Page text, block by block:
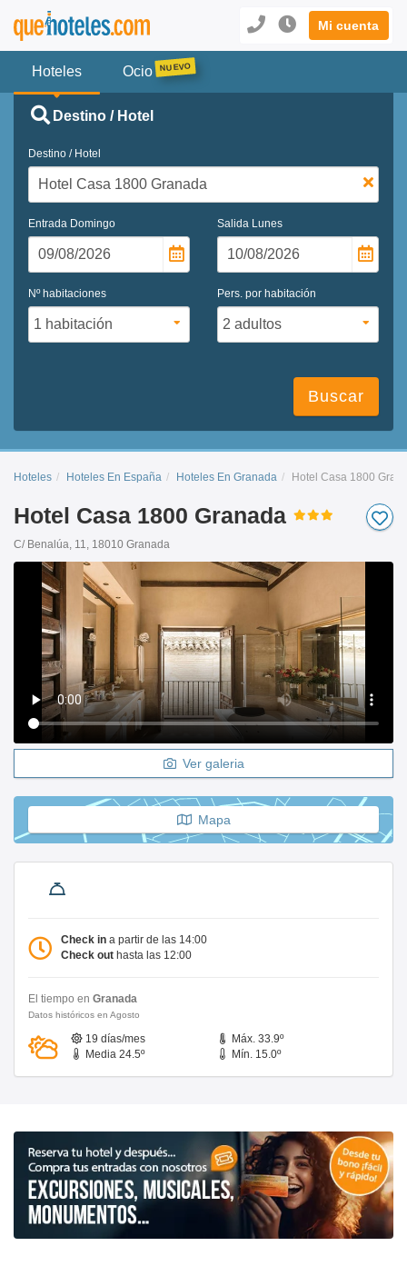
Mi cuenta
Hoteles Ocio
Destino / Hotel
Destino / Hotel
Entrada Domingo Salida Lunes
Nº habitaciones Pers. por habitación
Buscar
Hoteles Hoteles En España Hoteles En Granada Hotel Casa 1800
Hotel Casa 1800 Granada
C/ Benalúa, 11, 18010 Granada
Ver galeria
Mapa
Check in a partir de las 14:00
Check out hasta las 12:00
El tiempo en Granada
Datos históricos en Agosto
19 días/mes
Máx. 33.9º
Media 24.5º
Mín. 15.0º